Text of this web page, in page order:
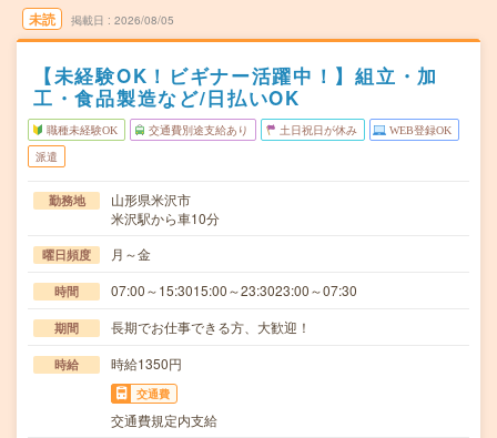
未読 掲載日 2026/08/05
【未経験OK！ビギナー活躍中！】組立・加
工・食品製造など/日払いOK
職種未経験OK 交通費別途支給あり 土日祝日が休み WEB登録OK
派遣
勤務地
山形県米沢市
米沢駅から車10分
曜日頻度 月～金
時間 07:00～15:3015:00～23:3023:00～07:30
期間 長期でお仕事できる方、大歓迎！
時給 時給1350円
交通費
交通費規定内支給